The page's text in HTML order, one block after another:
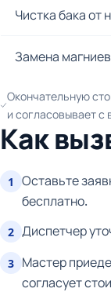
Чистка бака от
Замена
Окончательную
и согласовывает с
Как
1
Оставьте
бесплатно.
2 Диспетчер
3 Мастер
согласует